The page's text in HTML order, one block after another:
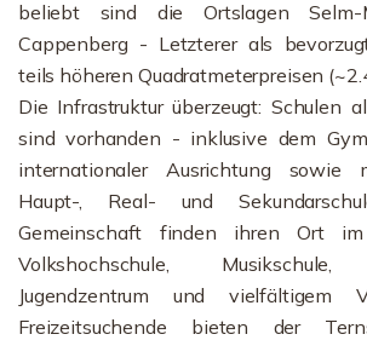
beliebt sind die Ortslagen
Cappenberg - Letzterer als
teils höheren Quadratmeterpreisen
Die Infrastruktur überzeugt: Schulen
sind vorhanden - inklusive dem
internationaler Ausrichtung sowie
Haupt-, Real- und
Gemeinschaft finden ihren Ort
Volkshochschule, Musikschule,
Jugendzentrum und vielfältigem
Freizeitsuchende bieten der